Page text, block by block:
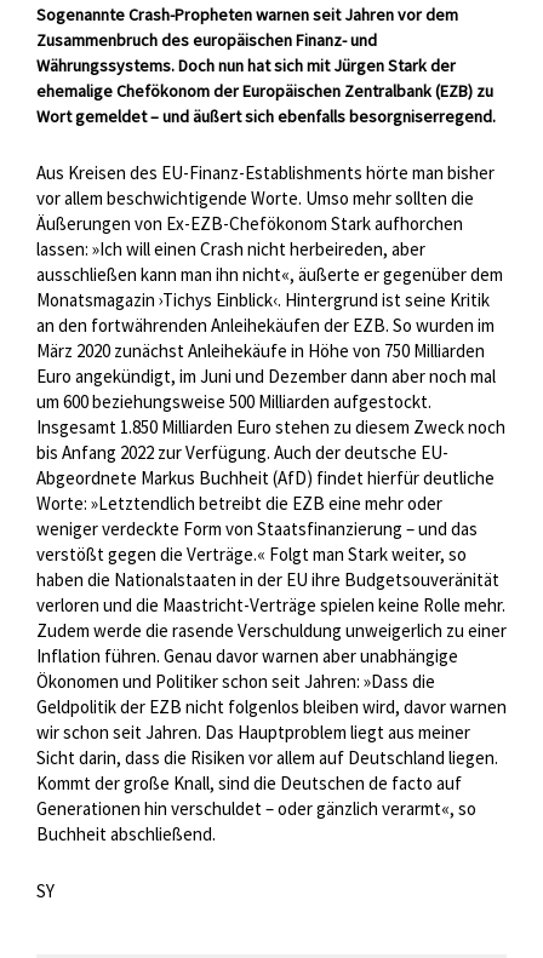
Sogenannte Crash-Propheten warnen seit Jahren vor dem
Zusammenbruch des europäischen Finanz- und
Währungssystems. Doch nun hat sich mit Jürgen Stark der
ehemalige Chefökonom der Europäischen Zentralbank (EZB) zu
Wort gemeldet – und äußert sich ebenfalls besorgniserregend.
Aus Kreisen des EU-Finanz-Establishments hörte man bisher
vor allem beschwichtigende Worte. Umso mehr sollten die
Äußerungen von Ex-EZB-Chefökonom Stark aufhorchen
lassen: »Ich will einen Crash nicht herbeireden, aber
ausschließen kann man ihn nicht«, äußerte er gegenüber dem
Monatsmagazin ›Tichys Einblick‹. Hintergrund ist seine Kritik
an den fortwährenden Anleihekäufen der EZB. So wurden im
März 2020 zunächst Anleihekäufe in Höhe von 750 Milliarden
Euro angekündigt, im Juni und Dezember dann aber noch mal
um 600 beziehungsweise 500 Milliarden aufgestockt.
Insgesamt 1.850 Milliarden Euro stehen zu diesem Zweck noch
bis Anfang 2022 zur Verfügung. Auch der deutsche EU-
Abgeordnete Markus Buchheit (AfD) findet hierfür deutliche
Worte: »Letztendlich betreibt die EZB eine mehr oder
weniger verdeckte Form von Staatsfinanzierung – und das
verstößt gegen die Verträge.« Folgt man Stark weiter, so
haben die Nationalstaaten in der EU ihre Budgetsouveränität
verloren und die Maastricht-Verträge spielen keine Rolle mehr.
Zudem werde die rasende Verschuldung unweigerlich zu einer
Inflation führen. Genau davor warnen aber unabhängige
Ökonomen und Politiker schon seit Jahren: »Dass die
Geldpolitik der EZB nicht folgenlos bleiben wird, davor warnen
wir schon seit Jahren. Das Hauptproblem liegt aus meiner
Sicht darin, dass die Risiken vor allem auf Deutschland liegen.
Kommt der große Knall, sind die Deutschen de facto auf
Generationen hin verschuldet – oder gänzlich verarmt«, so
Buchheit abschließend.
SY